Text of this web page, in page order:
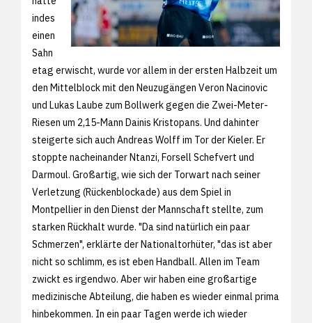
indes
einen
Sahn
etag erwischt, wurde vor allem in der ersten Halbzeit um
den Mittelblock mit den Neuzugängen Veron Nacinovic
und Lukas Laube zum Bollwerk gegen die Zwei-Meter-
Riesen um 2,15-Mann Dainis Kristopans. Und dahinter
steigerte sich auch Andreas Wolff im Tor der Kieler. Er
stoppte nacheinander Ntanzi, Forsell Schefvert und
Darmoul. Großartig, wie sich der Torwart nach seiner
Verletzung (Rückenblockade) aus dem Spiel in
Montpellier in den Dienst der Mannschaft stellte, zum
starken Rückhalt wurde. "Da sind natürlich ein paar
Schmerzen", erklärte der Nationaltorhüter, "das ist aber
nicht so schlimm, es ist eben Handball. Allen im Team
zwickt es irgendwo. Aber wir haben eine großartige
medizinische Abteilung, die haben es wieder einmal prima
hinbekommen. In ein paar Tagen werde ich wieder